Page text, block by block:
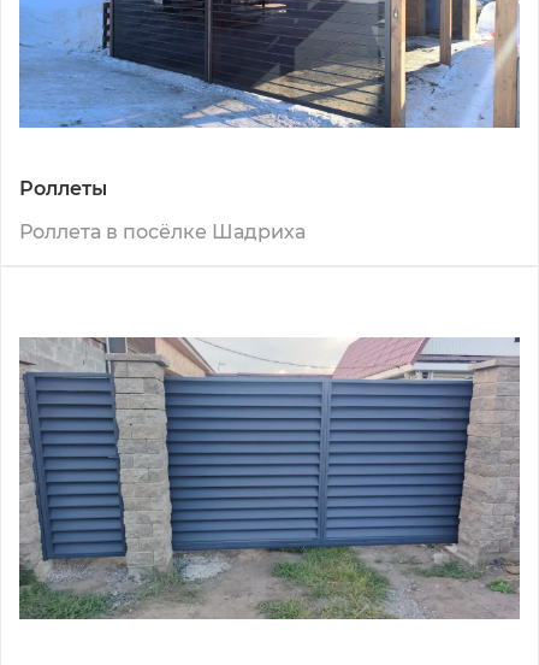
Роллеты
Роллета в посёлке Шадриха